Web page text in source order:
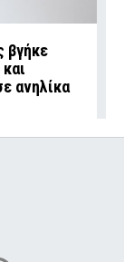
βγήκε
ανηλίκα